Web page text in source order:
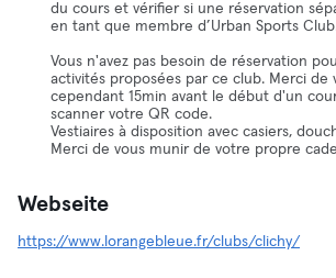
du cours et vérifier si une réservation
en tant que membre d’Urban Sports
Vous n'avez pas besoin de réservation
activités proposées par ce club. Merci de
cependant 15min avant le début d'un
scanner votre QR code.
Vestiaires à disposition avec casiers,
Merci de vous munir de votre propre
Webseite
https://www.lorangebleue.fr/clubs/clichy/